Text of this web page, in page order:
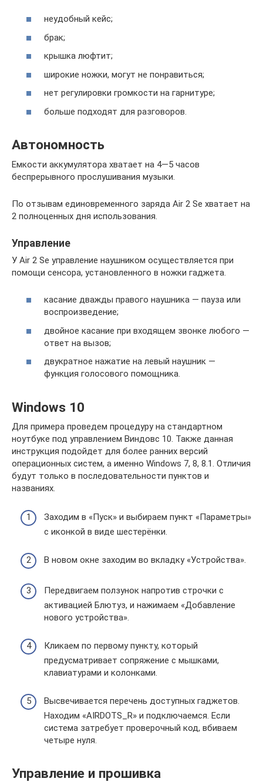
неудобный кейс;
брак;
крышка люфтит;
широкие ножки, могут не понравиться;
нет регулировки громкости на гарнитуре;
больше подходят для разговоров.
Автономность
Емкости аккумулятора хватает на 4—5 часов
беспрерывного прослушивания музыки.
По отзывам единовременного заряда Air 2 Se хватает на
2 полноценных дня использования.
Управление
У Air 2 Se управление наушником осуществляется при
помощи сенсора, установленного в ножки гаджета.
касание дважды правого наушника — пауза или
воспроизведение;
двойное касание при входящем звонке любого —
ответ на вызов;
двукратное нажатие на левый наушник —
функция голосового помощника.
Windows 10
Для примера проведем процедуру на стандартном
ноутбуке под управлением Виндовс 10. Также данная
инструкция подойдет для более ранних версий
операционных систем, а именно Windows 7, 8, 8.1. Отличия
будут только в последовательности пунктов и
названиях.
Заходим в «Пуск» и выбираем пункт «Параметры»
с иконкой в виде шестерёнки.
В новом окне заходим во вкладку «Устройства».
Передвигаем ползунок напротив строчки с
активацией Блютуз, и нажимаем «Добавление
нового устройства».
Кликаем по первому пункту, который
предусматривает сопряжение с мышками,
клавиатурами и колонками.
Высвечивается перечень доступных гаджетов.
Находим «AIRDOTS_R» и подключаемся. Если
система затребует проверочный код, вбиваем
четыре нуля.
Управление и прошивка